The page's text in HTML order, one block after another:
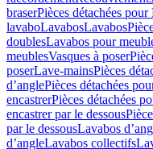
braserPièces détachées
lavaboLavabosLavabos
doublesLavabos pour
meublesVasques à poser
poserLave-mainsPièces
d’anglePièces détachées
encastrerPièces détachées
encastrer par le dessous
par le dessousLavabos
d’angleLavabos collectifs